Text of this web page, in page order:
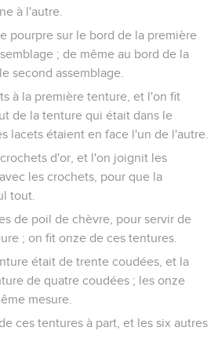
à l'autre.
pourpre sur le bord de la première
; de même au bord de la
second assemblage.
à la première tenture, et l'on fit
de la tenture qui était dans le
lacets étaient en face l'un de l'autre.
d'or, et l'on joignit les
les crochets, pour que la
tout.
de poil de chèvre, pour servir de
; on fit onze de ces tentures.
était de trente coudées, et la
de quatre coudées ; les onze
mesure.
ces tentures à part, et les six autres